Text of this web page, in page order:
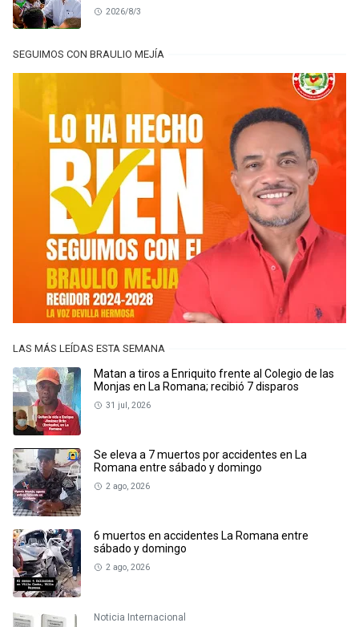
2026/8/3
SEGUIMOS CON BRAULIO MEJÍA
LAS MÁS LEÍDAS ESTA SEMANA
Matan a tiros a Enriquito frente al Colegio de las
Monjas en La Romana; recibió 7 disparos
31 jul, 2026
Se eleva a 7 muertos por accidentes en La
Romana entre sábado y domingo
2 ago, 2026
6 muertos en accidentes La Romana entre
sábado y domingo
2 ago, 2026
Noticia Internacional